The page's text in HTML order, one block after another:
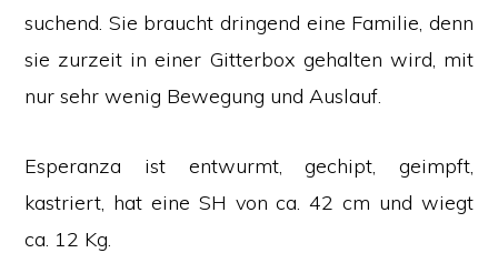
suchend. Sie braucht dringend eine Familie, denn
sie zurzeit in einer Gitterbox gehalten wird, mit
nur sehr wenig Bewegung und Auslauf.
Esperanza ist entwurmt, gechipt, geimpft,
kastriert, hat eine SH von ca. 42 cm und wiegt
ca. 12 Kg.